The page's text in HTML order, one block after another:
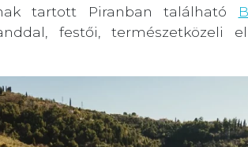
tartott Piranban található
festői, természetközeli